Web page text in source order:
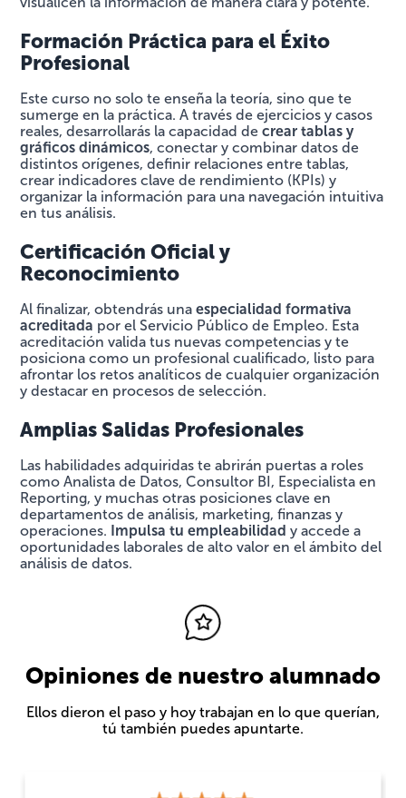
Formación Práctica para el Éxito
Profesional
Este curso no solo te enseña la teoría, sino que te
sumerge en la práctica. A través de ejercicios y casos
reales, desarrollarás la capacidad decrear tablas y
gráficos dinámicos, conectar y combinar datos de
distintos orígenes, definir relaciones entre tablas,
crear indicadores clave de rendimiento (KPIs) y
organizar la información para una navegación intuitiva
en tus análisis.
Certificación Oficial y
Reconocimiento
Al finalizar, obtendrás unaespecialidad formativa
acreditada por el Servicio Público de Empleo. Esta
acreditación valida tus nuevas competencias y te
posiciona como un profesional cualificado, listo para
afrontar los retos analíticos de cualquier organización
y destacar en procesos de selección.
Amplias Salidas Profesionales
Las habilidades adquiridas te abrirán puertas a roles
como Analista de Datos, Consultor BI, Especialista en
Reporting, y muchas otras posiciones clave en
departamentos de análisis, marketing, finanzas y
operaciones.
Impulsa tu empleabilidad y accede a
oportunidades laborales de alto valor en el ámbito del
análisis de datos.
Opiniones de nuestro alumnado
Ellos dieron el paso y hoy trabajan en lo que querían,
tú también puedes apuntarte.